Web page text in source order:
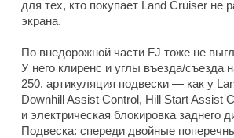
для тех, кто покупает Land Cruiser не
экрана.
По внедорожной части FJ тоже не
У него клиренс и углы въезда/съезда
250, артикуляция подвески — как у
Downhill Assist Control, Hill Start Assist
и электрическая блокировка заднего
Подвеска: спереди двойные